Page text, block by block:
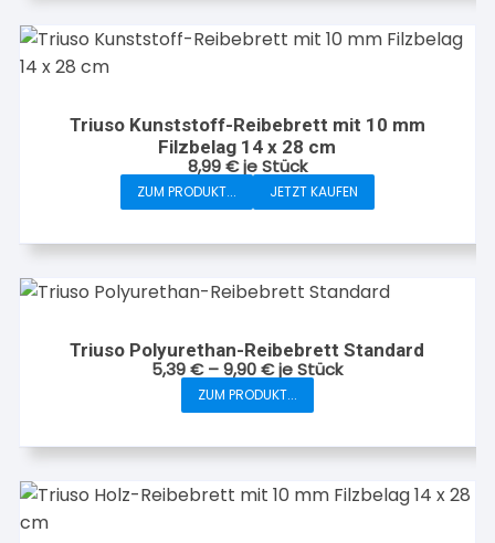
Triuso Kunststoff-Reibebrett mit 10 mm
Filzbelag 14 x 28 cm
8,99€je Stück
ZUM PRODUKT... JETZT KAUFEN
Triuso Polyurethan-Reibebrett Standard
5,39€–9,90€je Stück
ZUM PRODUKT...
Dieses
weist
mehrere